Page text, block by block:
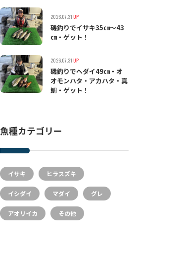
2026.07.31 UP
磯釣りでイサキ35㎝〜43
㎝・ゲット！
2026.07.31 UP
磯釣りでヘダイ49㎝・オ
オモンハタ・アカハタ・真
鯛・ゲット！
魚種カテゴリー
イサキ ヒラスズキ
イシダイ マダイ グレ
アオリイカ その他